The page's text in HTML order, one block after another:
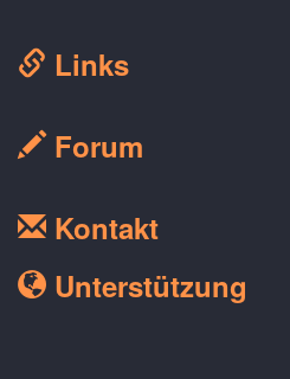
Links
Forum
Kontakt
Unterstützung